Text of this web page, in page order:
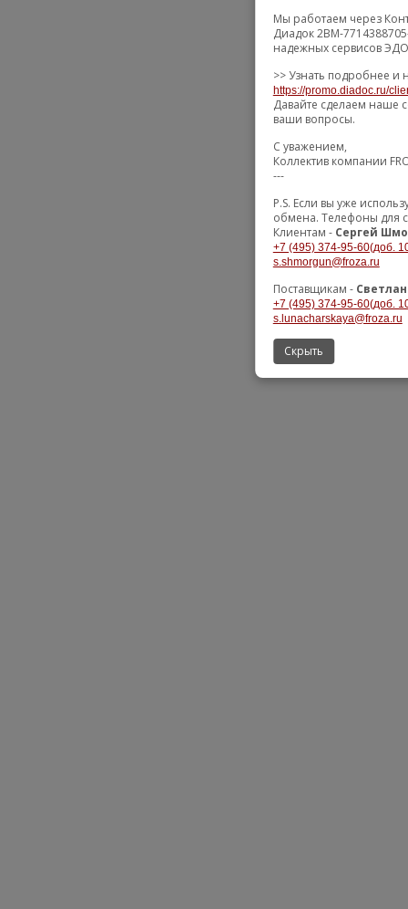
Мы работаем через
Диадок 2BM-
надежных сервисов
>> Узнать подробнее и
https://promo.diadoc.ru/
Давайте сделаем наше
ваши вопросы.
С уважением,
Коллектив компании
---
P.S. Если вы уже
обмена. Телефоны для
Клиентам - Сергей
+7 (495) 374-95-60(доб.
s.shmorgun@froza.ru
Поставщикам -
+7 (495) 374-95-60(доб.
s.lunacharskaya@froza.ru
Скрыть